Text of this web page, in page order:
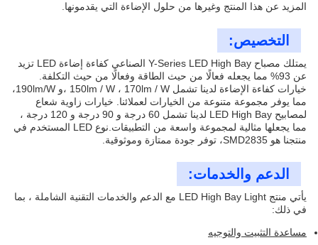
المزيد عن هذا المنتج وغيرها من حلول الإضاءة التي يقدمونها.
التخصيص:
يمتلك مصباح Y-Series LED High Bay الصناعي كفاءة إضاءة LED تزيد
عن 93% مما يجعله فعالًا من حيث الطاقة وفعالًا من حيث التكلفة.
خيارات كفاءة الإضاءة لدينا تشمل 150lm / W ، 170lm / W ،و 190lm/W،
مما يوفر مجموعة متنوعة من الخيارات لعملائنا. خيارات زاوية شعاع
لمصابيح LED High Bay لدينا تشمل 60 درجة و 90 درجة و 120 درجة ،
مما يجعلها مثالية لمجموعة واسعة من التطبيقات.نوع LED المستخدم في
منتجنا هو SMD2835، توفر جودة ممتازة وموثوقية.
الدعم والخدمات:
يأتي منتج LED High Bay Light مع الدعم والخدمات التقنية الشاملة ، بما
في ذلك:
مساعدة التثبيت والتوجيه